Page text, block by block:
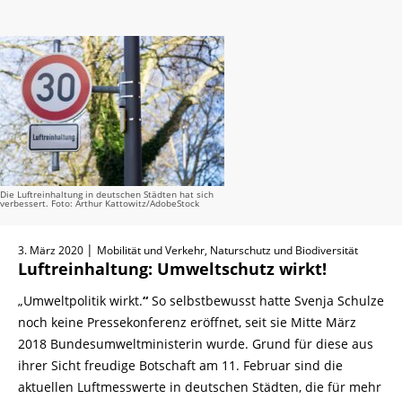
Die Luftreinhaltung in deutschen Städten hat sich
verbessert. Foto: Arthur Kattowitz/AdobeStock
3. März 2020 | Mobilität und Verkehr, Naturschutz und Biodiversität
Luftreinhaltung: Umweltschutz wirkt!
„Umweltpolitik wirkt.“ So selbstbewusst hatte Svenja Schulze
noch keine Pressekonferenz eröffnet, seit sie Mitte März
2018 Bundesumweltministerin wurde. Grund für diese aus
ihrer Sicht freudige Botschaft am 11. Februar sind die
aktuellen Luftmesswerte in deutschen Städten, die für mehr